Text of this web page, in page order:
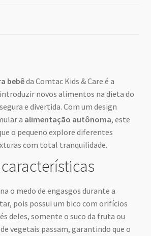
bebêda Comtac Kids & Care é a
novos alimentos na dieta do
e divertida. Com um design
a alimentação autônoma, este
o pequeno explore diferentes
com total tranquilidade.
o medo de engasgos durante a
pois possui um bico com orifícios
deles, somente o suco da fruta ou
vegetais passam, garantindo que o